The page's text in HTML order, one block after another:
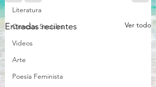
Literatura
Ciencias Sociales
Videos
Arte
Poesía Feminista
Entradas recientes Ver todo